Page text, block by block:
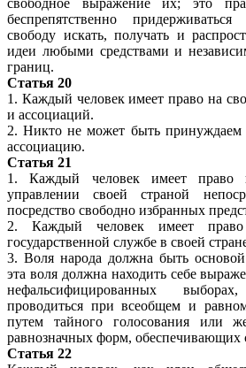
свободное выражение их; это
беспрепятственно
свободу искать, получать и
идеи любыми средствами и
границ.
Статья 20
1. Каждый человек имеет право на
и ассоциаций.
2. Никто не может быть принуждаем
ассоциацию.
Статья 21
1. Каждый человек имеет право
управлении своей страной
посредство свободно избранных
2. Каждый человек имеет
государственной службе в своей
3. Воля народа должна быть основой
эта воля должна находить себе
нефальсифицированных
проводиться при всеобщем и
путем тайного голосования или
равнозначных форм, обеспечивающих
Статья 22